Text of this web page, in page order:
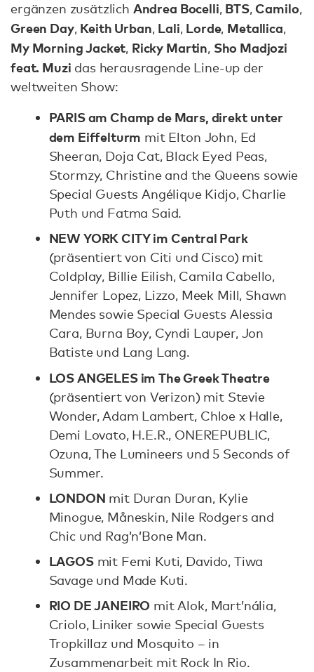
ergänzen zusätzlich Andrea Bocelli, BTS,Camilo,
Green Day, Keith Urban, Lali, Lorde, Metallica,
My Morning Jacket, Ricky Martin, Sho Madjozi
feat. Muzi das herausragende Line-up der
weltweiten Show:
PARIS am Champ de Mars, direkt unter
dem Eiffelturm mit Elton John, Ed
Sheeran, Doja Cat, Black Eyed Peas,
Stormzy, Christine and the Queens sowie
Special Guests Angélique Kidjo, Charlie
Puth und Fatma Said.
NEW YORK CITY im Central Park
(präsentiert von Citi und Cisco) mit
Coldplay, Billie Eilish, Camila Cabello,
Jennifer Lopez, Lizzo, Meek Mill, Shawn
Mendes sowie Special Guests Alessia
Cara, Burna Boy, Cyndi Lauper, Jon
Batiste und Lang Lang.
LOS ANGELES im The Greek Theatre
(präsentiert von Verizon) mit Stevie
Wonder, Adam Lambert, Chloe x Halle,
Demi Lovato, H.E.R., ONEREPUBLIC,
Ozuna, The Lumineers und 5 Seconds of
Summer.
LONDON mit Duran Duran, Kylie
Minogue, Måneskin, Nile Rodgers and
Chic und Rag’n’Bone Man.
LAGOSmit Femi Kuti, Davido, Tiwa
Savage und Made Kuti.
RIO DE JANEIRO mit Alok, Mart’nália,
Criolo, Liniker sowie Special Guests
Tropkillaz und Mosquito – in
Zusammenarbeit mit Rock In Rio.